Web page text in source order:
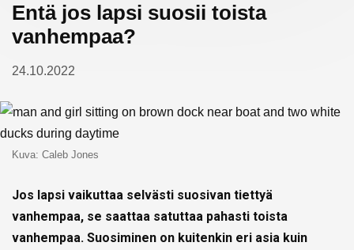
Entä jos lapsi suosii toista
vanhempaa?
24.10.2022
Kuva: Caleb Jones
Jos lapsi vaikuttaa selvästi suosivan tiettyä
vanhempaa, se saattaa satuttaa pahasti toista
vanhempaa. Suosiminen on kuitenkin eri asia kuin